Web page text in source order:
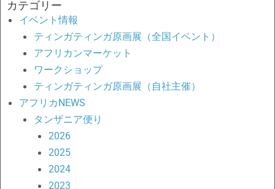
象:
カテゴリー
イベント情報
ティンガティンガ原画展（全国イベント）
アフリカンマーケット
ワークショップ
ティンガティンガ原画展（自社主催）
アフリカNEWS
タンザニア便り
2026
2025
2024
2023